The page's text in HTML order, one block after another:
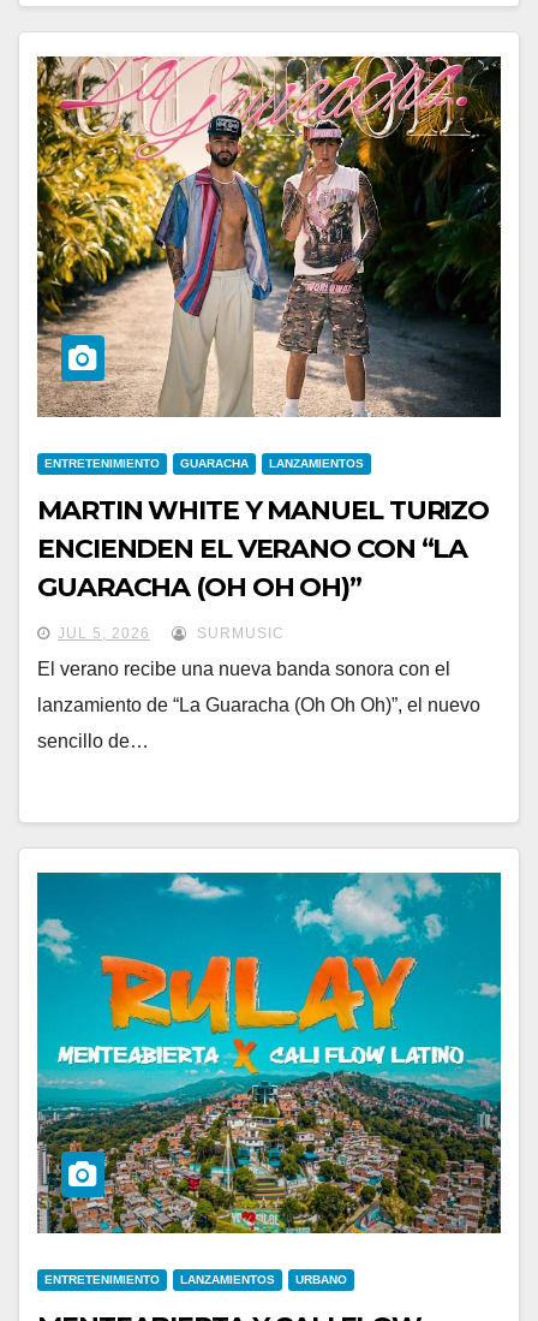
ENTRETENIMIENTO GUARACHA LANZAMIENTOS
MARTIN WHITE Y MANUEL TURIZO
ENCIENDEN EL VERANO CON “LA
GUARACHA (OH OH OH)”
JUL 5, 2026 SURMUSIC
El verano recibe una nueva banda sonora con el
lanzamiento de “La Guaracha (Oh Oh Oh)”, el nuevo
sencillo de…
ENTRETENIMIENTO LANZAMIENTOS URBANO